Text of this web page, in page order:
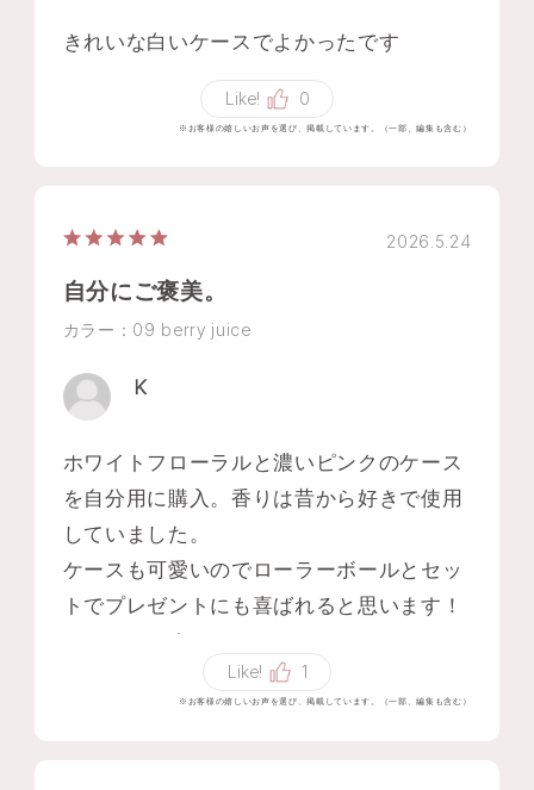
きれいな白いケースでよかったです
Like! 0
※お客様の嬉しいお声を選び、掲載しています。（一部、編集も含む）
2026.5.24
自分にご褒美。
カラー：09 berry juice
K
ホワイトフローラルと濃いピンクのケース
を自分用に購入。香りは昔から好きで使用
していました。
ケースも可愛いのでローラーボールとセッ
トでプレゼントにも喜ばれると思います！
オススメです！
Like! 1
※お客様の嬉しいお声を選び、掲載しています。（一部、編集も含む）